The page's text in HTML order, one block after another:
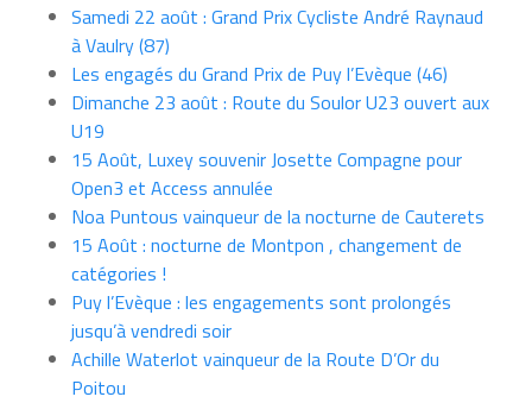
Samedi 22 août : Grand Prix Cycliste André Raynaud
à Vaulry (87)
Les engagés du Grand Prix de Puy l’Evèque (46)
Dimanche 23 août : Route du Soulor U23 ouvert aux
U19
15 Août, Luxey souvenir Josette Compagne pour
Open3 et Access annulée
Noa Puntous vainqueur de la nocturne de Cauterets
15 Août : nocturne de Montpon , changement de
catégories !
Puy l’Evèque : les engagements sont prolongés
jusqu’à vendredi soir
Achille Waterlot vainqueur de la Route D’Or du
Poitou